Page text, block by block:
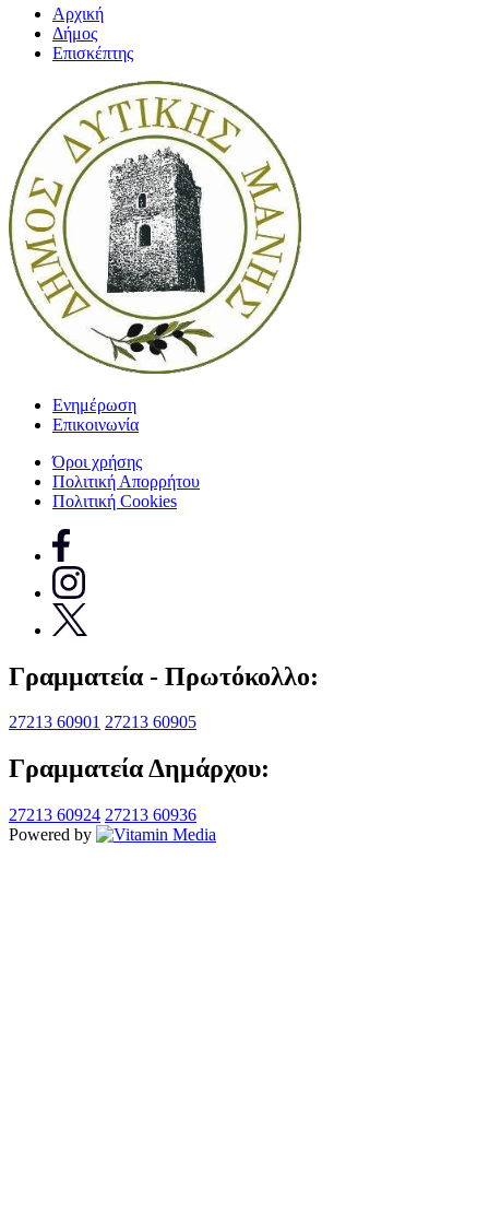
Αρχική
Δήμος
Επισκέπτης
Ενημέρωση
Επικοινωνία
Όροι χρήσης
Πολιτική Απορρήτου
Πολιτική Cookies
Γραμματεία - Πρωτόκολλο:
27213 60901 27213 60905
Γραμματεία Δημάρχου:
27213 60924 27213 60936
Powered by